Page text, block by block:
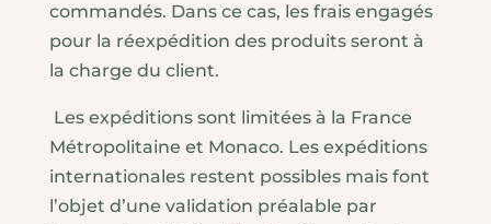
commandés. Dans ce cas, les frais engagés
pour la réexpédition des produits seront à
la charge du client.
Les expéditions sont limitées à la France
Métropolitaine et Monaco. Les expéditions
internationales restent possibles mais font
l’objet d’une validation préalable par